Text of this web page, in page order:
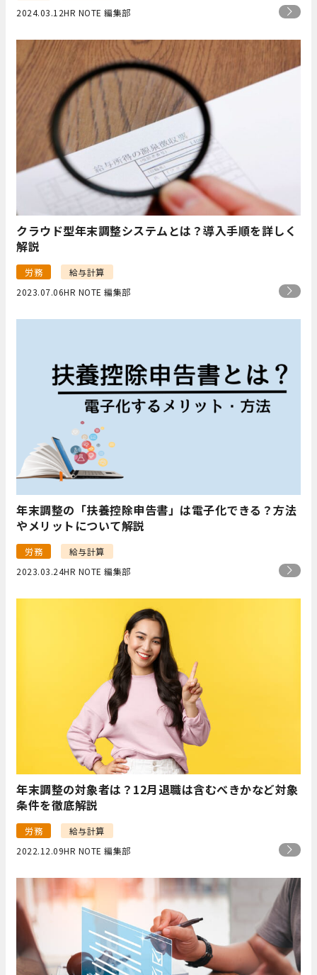
2024.03.12HR NOTE 編集部
クラウド型年末調整システムとは？導入手順を詳しく
解説
労務
給与計算
2023.07.06HR NOTE 編集部
年末調整の「扶養控除申告書」は電子化できる？方法
やメリットについて解説
労務
給与計算
2023.03.24HR NOTE 編集部
年末調整の対象者は？12月退職は含むべきかなど対象
条件を徹底解説
労務
給与計算
2022.12.09HR NOTE 編集部